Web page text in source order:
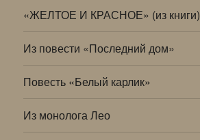
«ЖЕЛТОЕ И КРАСНОЕ» (из книги)
Из повести «Последний дом»
Повесть «Белый карлик»
Из монолога Лео